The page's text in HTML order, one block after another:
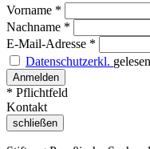
Vorname *
Nachname *
E-Mail-Adresse *
Datenschutzerkl. gelesen
* Pflichtfeld
Kontakt
schließen